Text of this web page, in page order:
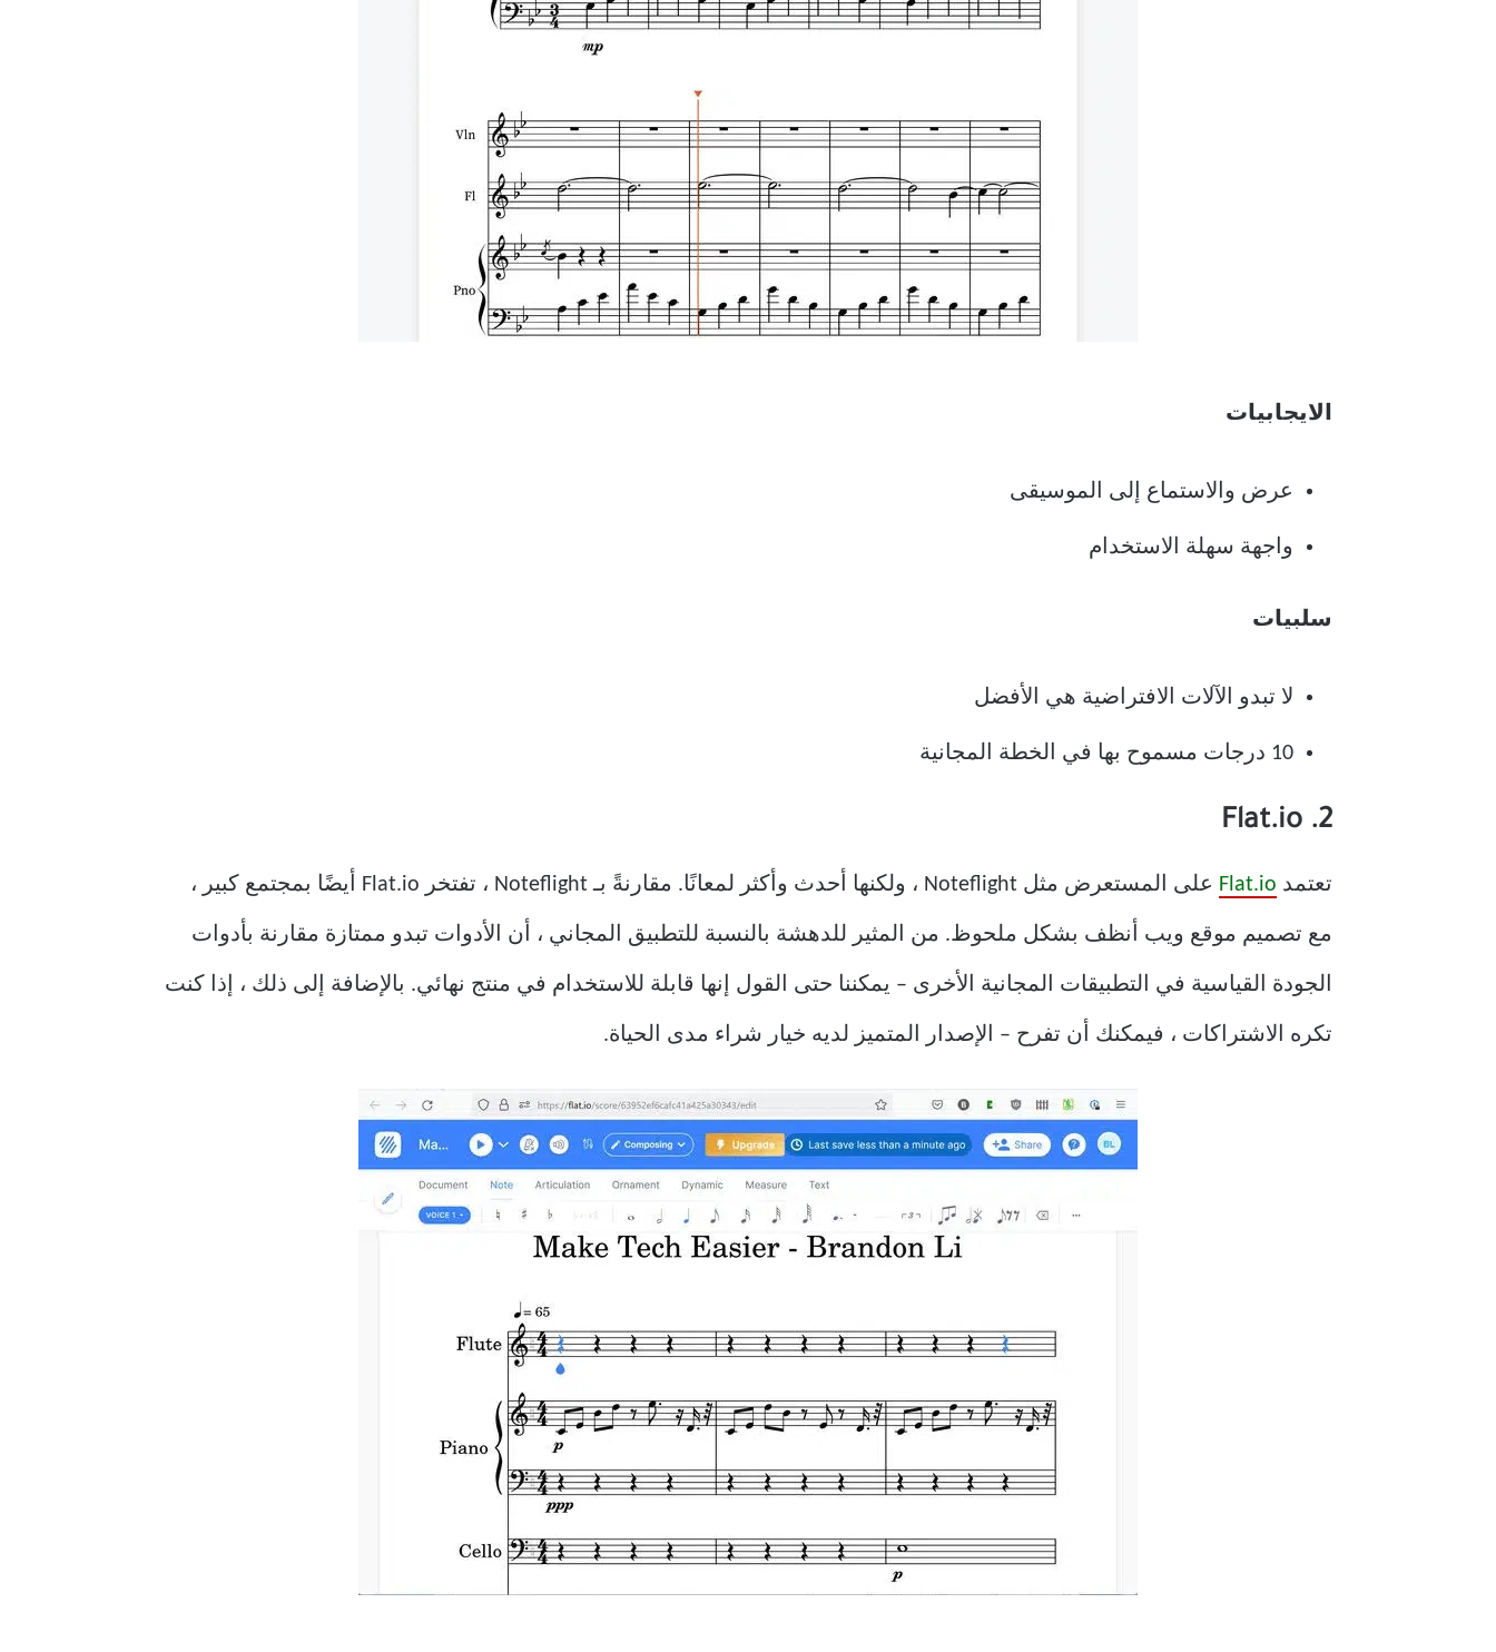
الايجابيات
عرض والاستماع إلى الموسيقى
واجهة سهلة الاستخدام
سلبيات
لا تبدو الآلات الافتراضية هي الأفضل
10 درجات مسموح بها في الخطة المجانية
2. Flat.io
تعتمد Flat.io على المستعرض مثل Noteflight ، ولكنها أحدث وأكثر لمعانًا. مقارنةً بـ Noteflight ، تفتخر Flat.io أيضًا بمجتمع كبير ،
مع تصميم موقع ويب أنظف بشكل ملحوظ. من المثير للدهشة بالنسبة للتطبيق المجاني ، أن الأدوات تبدو ممتازة مقارنة بأدوات
الجودة القياسية في التطبيقات المجانية الأخرى – يمكننا حتى القول إنها قابلة للاستخدام في منتج نهائي. بالإضافة إلى ذلك ، إذا كنت
تكره الاشتراكات ، فيمكنك أن تفرح – الإصدار المتميز لديه خيار شراء مدى الحياة.